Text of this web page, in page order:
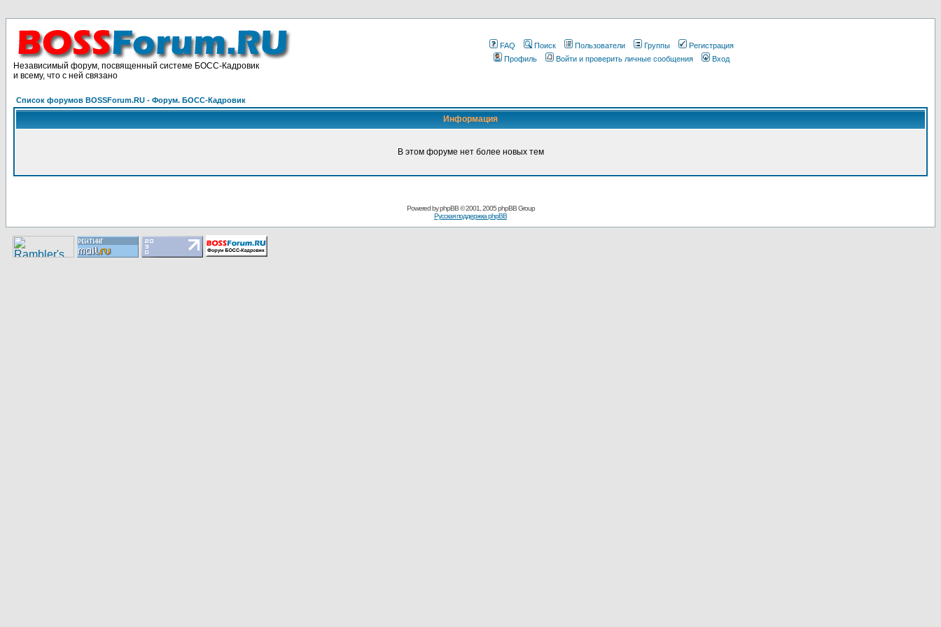
Независимый форум, посвященный системе БОСС-Кадровик
и всему, что с ней связано
FAQ Поиск Пользователи Группы
Регистрация
Профиль
Войти и проверить личные сообщения Вход
Список форумов BOSSForum.RU - Форум. БОСС-Кадровик
Информация
В этом форуме нет более новых тем
Pоwerеd byрhpВB© 2001, 2005 рhpВB Grouр
Русская поддержка phрВB